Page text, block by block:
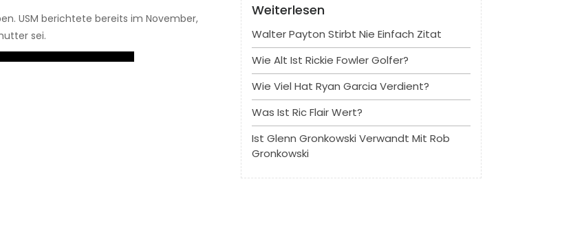
USM berichtete bereits im November,
sei.
Weiterlesen
Walter Payton Stirbt Nie Einfach Zitat
Wie Alt Ist Rickie Fowler Golfer?
Wie Viel Hat Ryan Garcia Verdient?
Was Ist Ric Flair Wert?
Ist Glenn Gronkowski Verwandt Mit Rob
Gronkowski